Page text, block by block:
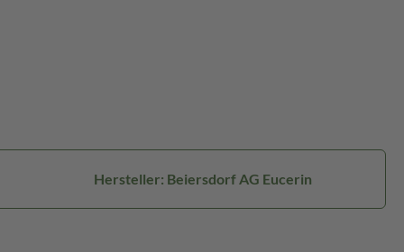
Hersteller: Beiersdorf AG Eucerin